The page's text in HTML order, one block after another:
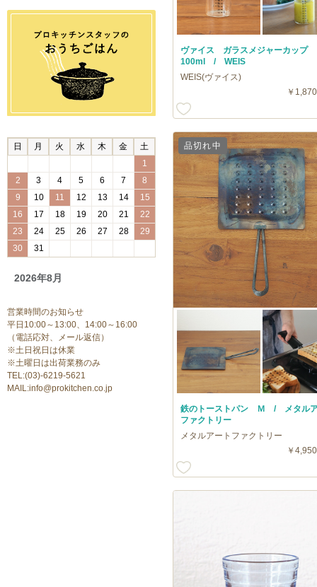
ヴァイス ガラスメジャーカップ
100ml / WEIS
WEIS(ヴァイス)
￥
鉄のトーストパン Ｍ / メタル
ファクトリー
メタルアートファクトリー
￥
品切れ中
2026年8月
日 月 火 水 木 金
土
1
2
3 4 5 6 7
8
9
10 11 12 13 14
15
16
17 18 19 20 21
22
23
24 25 26 27 28
29
30
31
営業時間のお知らせ
平日10:00～13:00、14:00～16:00
（電話応対、メール返信）
※土日祝日は休業
※土曜日は出荷業務のみ
TEL:(03)-6219-5621
MAIL:info@prokitchen.co.jp